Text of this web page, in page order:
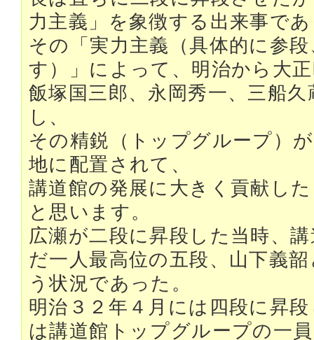
力主義」を象徴する出来事で
その「実力主義（具体的に参
す）」によって、明治から大
飯塚国三郎、永岡秀一、三船
し、
その精鋭（トップグループ）
地に配置されて、
講道館の発展に大きく貢献し
と思います。
広瀬が二段に昇段した当時、
だ一人最高位の五段、山下義
う状況であった。
明治３２年４月には四段に昇
は講道館トップグループの一